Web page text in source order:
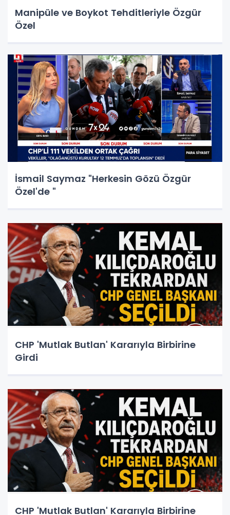
Manipüle ve Boykot Tehditleriyle Özgür
Özel
İsmail Saymaz "Herkesin Gözü Özgür
Özel'de "
CHP 'Mutlak Butlan' Kararıyla Birbirine
Girdi
CHP 'Mutlak Butlan' Kararıyla Birbirine